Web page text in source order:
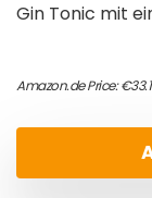
Gin Tonic mit
Amazon.de Price:€